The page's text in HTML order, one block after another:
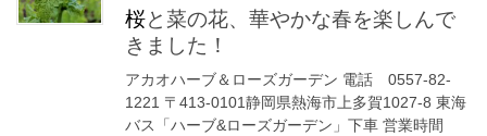
桜と菜の花、華やかな春を楽しんで
きました！
アカオハーブ＆ローズガーデン 電話 0557-82-
1221 〒413-0101静岡県熱海市上多賀1027-8 東海
バス「ハーブ&ローズガーデン」下車 営業時間